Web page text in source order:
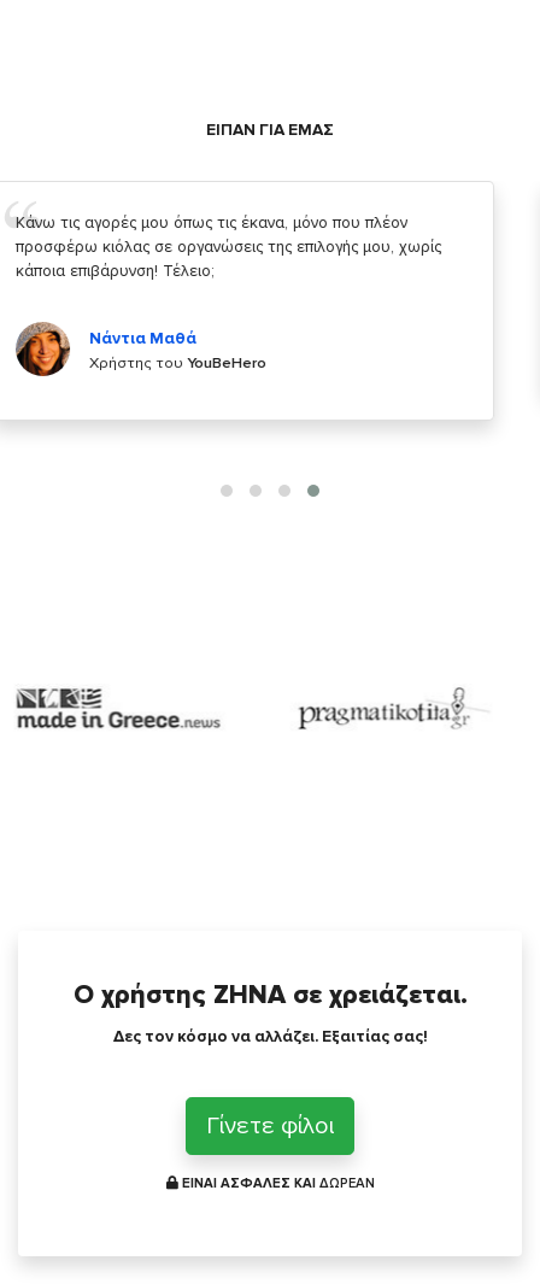
ΕΙΠΑΝ ΓΙΑ ΕΜΑΣ
Σας ευχαριστώ που μας δίνετε την δυνατότητα να κάνουμε
κάτι!
Χρήστης του
Ο χρήστης ΖΗΝΑ σε χρειάζεται.
Δες τον κόσμο να αλλάζει. Εξαιτίας σας!
Γίνετε φίλοι
ΕΙΝΑΙ ΑΣΦΑΛΕΣ ΚΑΙ ΔΩΡΕΑΝ